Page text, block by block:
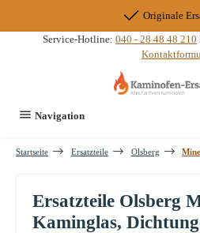
Originale
Service-Hotline: 040 - 28 48 48 210
Navigation
Startseite Ersatzteile Olsberg
Ersatzteile Olsberg
Kaminglas,